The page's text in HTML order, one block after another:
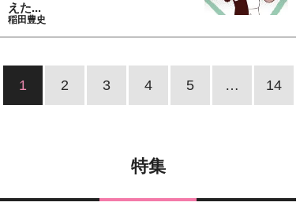
えた...
稲田豊史
1 2 3 4 5 … 14
特集